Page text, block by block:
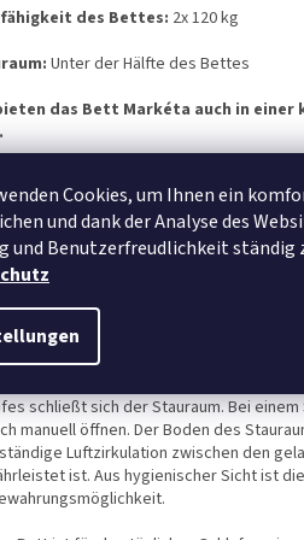
Cookies, um Ihnen ein
und dank der Analyse des
und Benutzerfreudlichkeit ständig
des Bettes: 2x 120 kg
Unter der Hälfte des Bettes
das Bett Markéta auch in einer
.
Kopfteil ist mit Ökoleder verziert.
Die Konstruktion des Kopfteils ist
(Öffnung von den Beinen). Das Bett
Kopfteil.
zum Stauraum unter der
befinden sich Bedienknöpfe (um die
immer ein Knopf unbenutzt), mit denen
schließt sich der Stauraum. Bei
manuell öffnen. Der Boden des
Luftzirkulation zwischen den
ist. Aus hygienischer Sicht ist